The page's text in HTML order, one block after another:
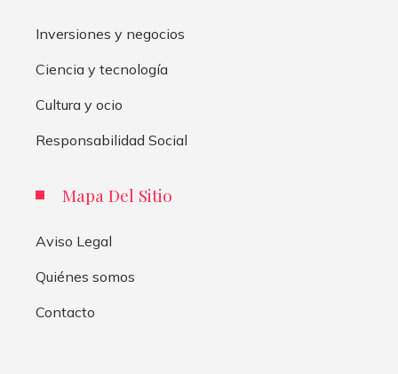
Inversiones y negocios
Ciencia y tecnología
Cultura y ocio
Responsabilidad Social
Mapa Del Sitio
Aviso Legal
Quiénes somos
Contacto